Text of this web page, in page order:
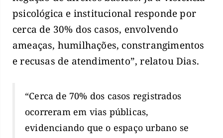
psicológica e institucional responde por
cerca de 30% dos casos, envolvendo
ameaças, humilhações, constrangimentos
e recusas de atendimento”, relatou Dias.
“Cerca de 70% dos casos registrados
ocorreram em vias públicas,
evidenciando que o espaço urbano se